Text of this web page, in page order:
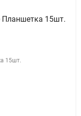
Планшетка 15шт.
15шт.